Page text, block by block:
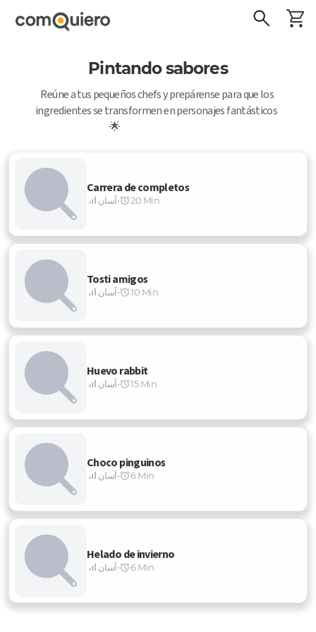
Pintando sabores
Reúne a tus pequeños chefs y prepárense para que los
ingredientes se transformen en personajes fantásticos
🌟
Carrera de completos
آسان• 20 Min
Tosti amigos
آسان• 10 Min
Huevo rabbit
آسان• 15 Min
Choco pinguinos
آسان• 6 Min
Helado de invierno
آسان• 6 Min